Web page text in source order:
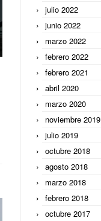
julio 2022
junio 2022
marzo 2022
febrero 2022
febrero 2021
abril 2020
marzo 2020
noviembre 2019
julio 2019
octubre 2018
agosto 2018
marzo 2018
febrero 2018
octubre 2017